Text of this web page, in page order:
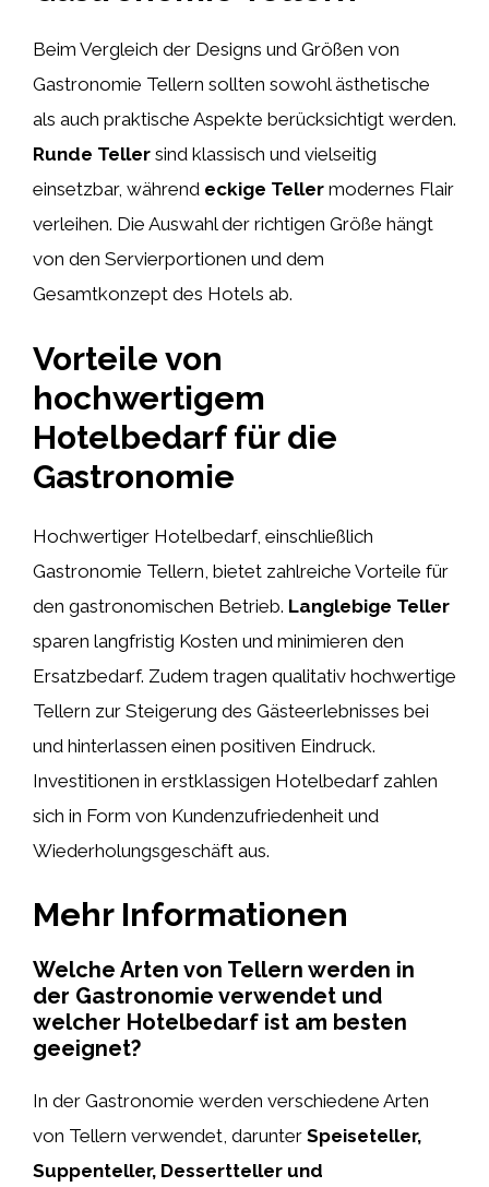
Beim Vergleich der Designs und Größen von
Gastronomie Tellern sollten sowohl ästhetische
als auch praktische Aspekte berücksichtigt werden.
Runde Teller sind klassisch und vielseitig
einsetzbar, während eckige Teller modernes Flair
verleihen. Die Auswahl der richtigen Größe hängt
von den Servierportionen und dem
Gesamtkonzept des Hotels ab.
Vorteile von
hochwertigem
Hotelbedarf für die
Gastronomie
Hochwertiger Hotelbedarf, einschließlich
Gastronomie Tellern, bietet zahlreiche Vorteile für
den gastronomischen Betrieb. Langlebige Teller
sparen langfristig Kosten und minimieren den
Ersatzbedarf. Zudem tragen qualitativ hochwertige
Tellern zur Steigerung des Gästeerlebnisses bei
und hinterlassen einen positiven Eindruck.
Investitionen in erstklassigen Hotelbedarf zahlen
sich in Form von Kundenzufriedenheit und
Wiederholungsgeschäft aus.
Mehr Informationen
Welche Arten von Tellern werden in
der Gastronomie verwendet und
welcher Hotelbedarf ist am besten
geeignet?
In der Gastronomie werden verschiedene Arten
von Tellern verwendet, darunter Speiseteller,
Suppenteller, Dessertteller und